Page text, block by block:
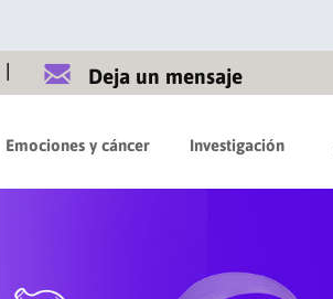
| Deja un mensaje
Emociones y cáncer Investigación